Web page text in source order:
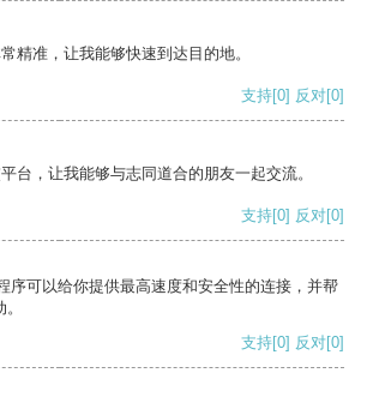
精准，让我能够快速到达目的地。
支持[0] 反对[0]
台，让我能够与志同道合的朋友一起交流。
支持[0] 反对[0]
序可以给你提供最高速度和安全性的连接，并帮
支持[0] 反对[0]